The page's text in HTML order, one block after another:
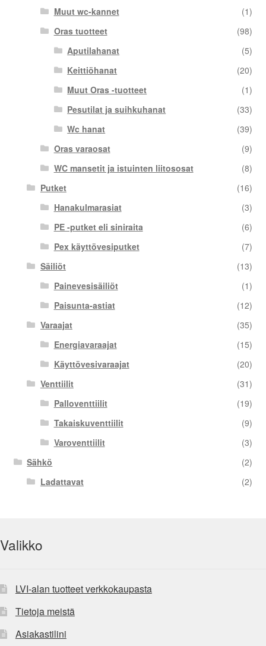
Muut wc-kannet
(1)
Oras tuotteet
(98)
Aputilahanat
(5)
Keittiöhanat
(20)
Muut Oras -tuotteet
(1)
Pesutilat ja suihkuhanat
(33)
Wc hanat
(39)
Oras varaosat
(9)
WC mansetit ja istuinten liitososat
(8)
Putket
(16)
Hanakulmarasiat
(3)
PE -putket eli siniraita
(6)
Pex käyttövesiputket
(7)
Säiliöt
(13)
Painevesisäiliöt
(1)
Paisunta-astiat
(12)
Varaajat
(35)
Energiavaraajat
(15)
Käyttövesivaraajat
(20)
Venttiilit
(31)
Palloventtiilit
(19)
Takaiskuventtiilit
(9)
Varoventtiilit
(3)
Sähkö
(2)
Ladattavat
(2)
Valikko
LVI-alan tuotteet verkkokaupasta
Tietoja meistä
Asiakastilini